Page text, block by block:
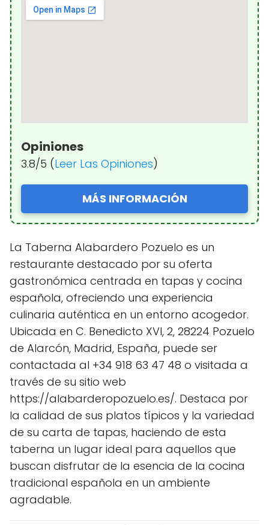
Opiniones
3.8/5 (Leer Las Opiniones)
MÁS INFORMACIÓN
La Taberna Alabardero Pozuelo es un
restaurante destacado por su oferta
gastronómica centrada en tapas y cocina
española, ofreciendo una experiencia
culinaria auténtica en un entorno acogedor.
Ubicada en C. Benedicto XVI, 2, 28224 Pozuelo
de Alarcón, Madrid, España, puede ser
contactada al +34 918 63 47 48 o visitada a
través de su sitio web
https://alabarderopozuelo.es/. Destaca por
la calidad de sus platos típicos y la variedad
de su carta de tapas, haciendo de esta
taberna un lugar ideal para aquellos que
buscan disfrutar de la esencia de la cocina
tradicional española en un ambiente
agradable.